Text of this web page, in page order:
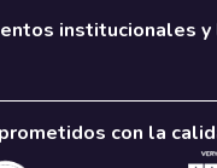
institucionales
con la